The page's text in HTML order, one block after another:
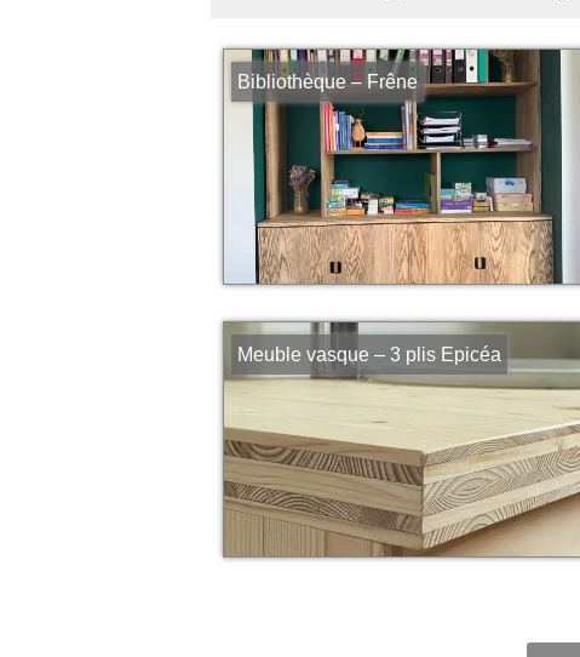
Bibliothèque – Frêne
Meuble vasque – 3 plis Epicéa